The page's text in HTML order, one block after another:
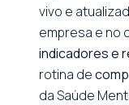
vivo e
empresa e no
indicadores e
rotina de
da Saúde